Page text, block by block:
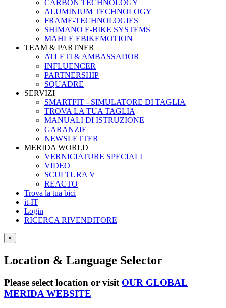
CARBON TECHNOLOGY
ALUMINIUM TECHNOLOGY
FRAME-TECHNOLOGIES
SHIMANO E-BIKE SYSTEMS
MAHLE EBIKEMOTION
TEAM & PARTNER
ATLETI & AMBASSADOR
INFLUENCER
PARTNERSHIP
SQUADRE
SERVIZI
SMARTFIT - SIMULATORE DI TAGLIA
TROVA LA TUA TAGLIA
MANUALI DI ISTRUZIONE
GARANZIE
NEWSLETTER
MERIDA WORLD
VERNICIATURE SPECIALI
VIDEO
SCULTURA V
REACTO
Trova la tua bici
it-IT
Login
RICERCA RIVENDITORE
×
Location & Language Selector
Please select location or visit OUR GLOBAL
MERIDA WEBSITE